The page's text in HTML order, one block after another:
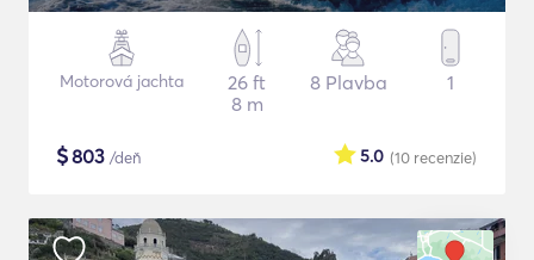
Motorová jachta
26 ft
8 m
8 Plavba 1
$803 /deň (10 recenzie)
5.0